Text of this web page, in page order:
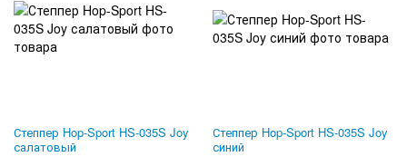
Степпер Hop-Sport HS-035S Joy
салатовый
Степпер Hop-Sport HS-035S Joy
синий